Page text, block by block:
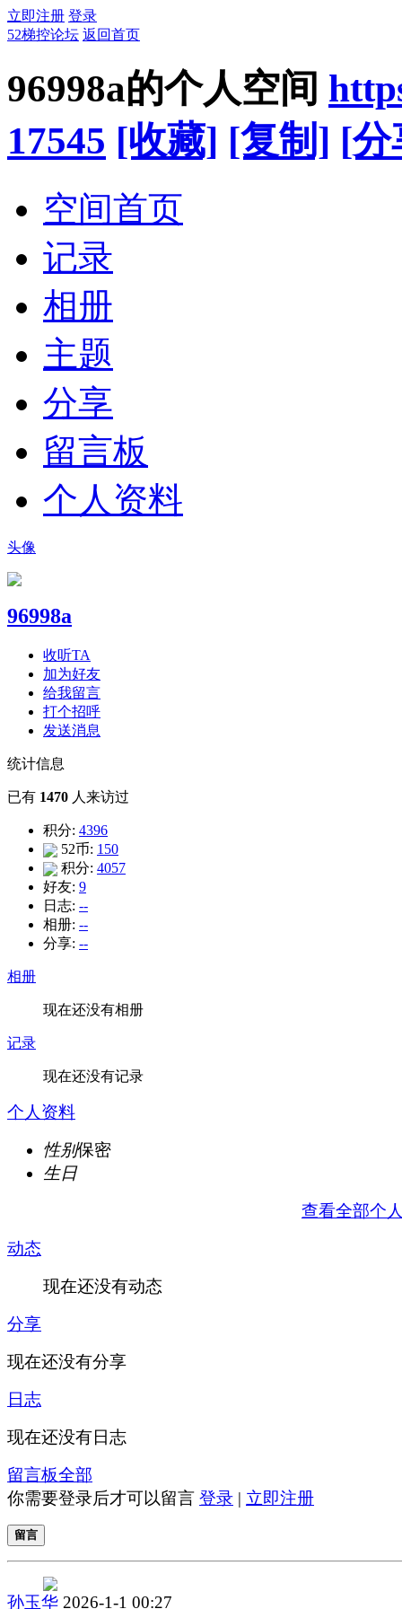
立即注册 登录
52梯控论坛 返回首页
96998a的个人空间
17545 [收藏] [复制] [分
空间首页
记录
相册
主题
分享
留言板
个人资料
头像
96998a
收听TA
加为好友
给我留言
打个招呼
发送消息
统计信息
已有 1470 人来访过
积分: 4396
52币: 150
积分: 4057
好友: 9
日志: --
相册: --
分享: --
相册
现在还没有相册
记录
现在还没有记录
个人资料
性别保密
生日
查看全部个
动态
现在还没有动态
分享
现在还没有分享
日志
现在还没有日志
留言板全部
你需要登录后才可以留言 登录 | 立即注册
留言
孙玉华 2026-1-1 00:27